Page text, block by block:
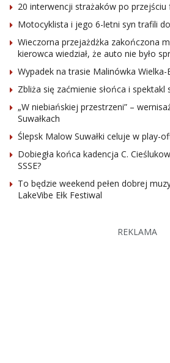
20 interwencji strażaków po
Motocyklista i jego 6-letni syn trafili
Wieczorna przejażdżka zakończona
kierowca wiedział, że auto nie było
Wypadek na trasie Malinówka Wielka-
Zbliża się zaćmienie słońca i spektakl
„W niebiańskiej przestrzeni” –
Suwałkach
Ślepsk Malow Suwałki celuje w play-
Dobiegła końca kadencja C.
SSSE?
To będzie weekend pełen dobrej
LakeVibe Ełk Festiwal
REKLAMA